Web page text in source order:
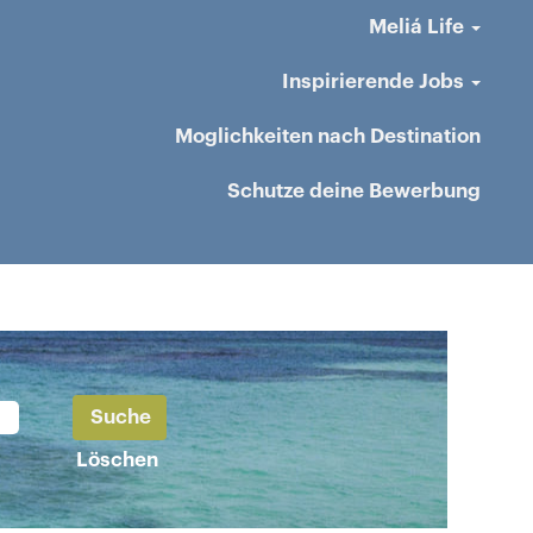
Meliá Life
Inspirierende Jobs
Moglichkeiten nach Destination
Schutze deine Bewerbung
Löschen